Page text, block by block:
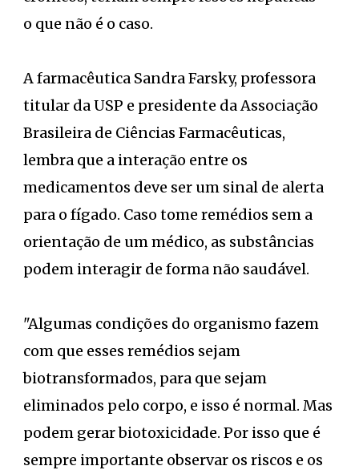
o que não é o caso.
A farmacêutica Sandra Farsky, professora
titular da USP e presidente da Associação
Brasileira de Ciências Farmacêuticas,
lembra que a interação entre os
medicamentos deve ser um sinal de alerta
para o fígado. Caso tome remédios sem a
orientação de um médico, as substâncias
podem interagir de forma não saudável.
"Algumas condições do organismo fazem
com que esses remédios sejam
biotransformados, para que sejam
eliminados pelo corpo, e isso é normal. Mas
podem gerar biotoxicidade. Por isso que é
sempre importante observar os riscos e os